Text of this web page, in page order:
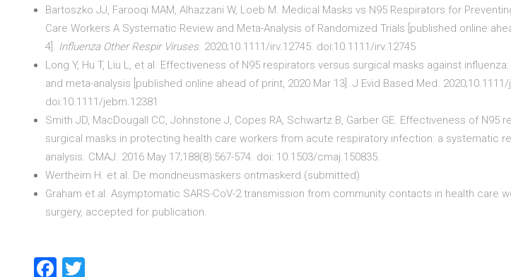
Bartoszko JJ, Farooqi MAM, Alhazzani W, Loeb M. Medical Masks vs N95 Respirators for
Care Workers A Systematic Review and Meta-Analysis of Randomized Trials [published online
4]. Influenza Other Respir Viruses. 2020;10.1111/irv.12745. doi:10.1111/irv.12745
Long Y, Hu T, Liu L, et al. Effectiveness of N95 respirators versus surgical masks against
and meta-analysis [published online ahead of print, 2020 Mar 13]. J Evid Based Med.
doi:10.1111/jebm.12381
Smith JD, MacDougall CC, Johnstone J, Copes RA, Schwartz B, Garber GE. Effectiveness of N95
surgical masks in protecting health care workers from acute respiratory infection: a systematic
analysis. CMAJ. 2016 May 17;188(8):567-574. doi: 10.1503/cmaj.150835.
Wertheim H. et al. De mondneusmaskers ontmaskerd.(submitted)
Graham et al. Asymptomatic SARS-CoV-2 transmission from community contacts in health care
surgery, accepted for publication.
Facebook